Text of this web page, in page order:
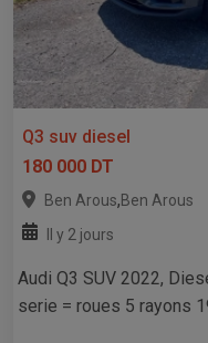
Q3 suv diesel
180 000 DT
Ben Arous,Ben Arous
Il y 2 jours
Audi Q3 SUV 2022,
serie = roues 5 rayons